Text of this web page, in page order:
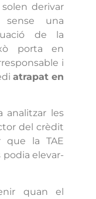
derivar
sense una
de la
porta en
i
atrapat en
analitzar les
del crèdit
que la TAE
elevar-
quan el